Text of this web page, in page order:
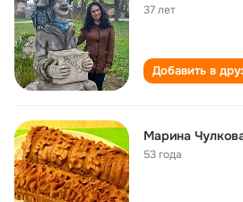
37 лет
Добавить в
Марина
53 года